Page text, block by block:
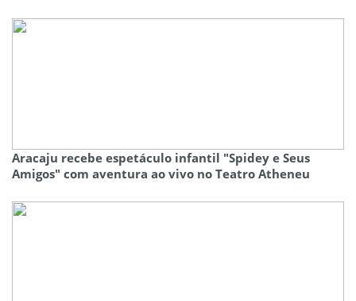
Aracaju recebe espetáculo infantil "Spidey e Seus
Amigos" com aventura ao vivo no Teatro Atheneu